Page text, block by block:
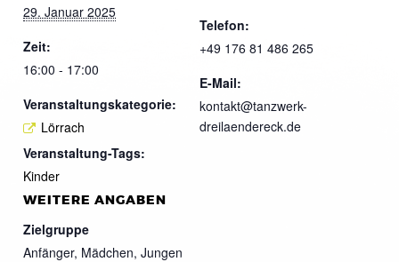
29. Januar 2025
Zeit:
16:00 - 17:00
Veranstaltungskategorie:
Lörrach
Veranstaltung-Tags:
Kinder
Telefon:
+49 176 81 486 265
E-Mail:
kontakt@tanzwerk-
dreilaendereck.de
WEITERE ANGABEN
Zielgruppe
Anfänger, Mädchen, Jungen